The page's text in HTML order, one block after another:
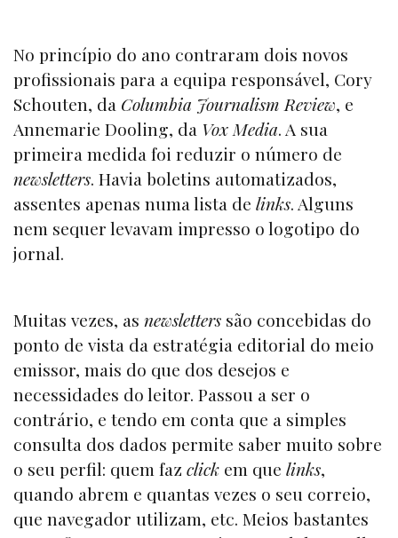
No princípio do ano contraram dois novos
profissionais para a equipa responsável, Cory
Schouten, da Columbia Journalism Review, e
Annemarie Dooling, da Vox Media. A sua
primeira medida foi reduzir o número de
newsletters. Havia boletins automatizados,
assentes apenas numa lista de links. Alguns
nem sequer levavam impresso o logotipo do
jornal.
Muitas vezes, as newsletters são concebidas do
ponto de vista da estratégia editorial do meio
emissor, mais do que dos desejos e
necessidades do leitor. Passou a ser o
contrário, e tendo em conta que a simples
consulta dos dados permite saber muito sobre
o seu perfil: quem faz click em que links,
quando abrem e quantas vezes o seu correio,
que navegador utilizam, etc. Meios bastantes